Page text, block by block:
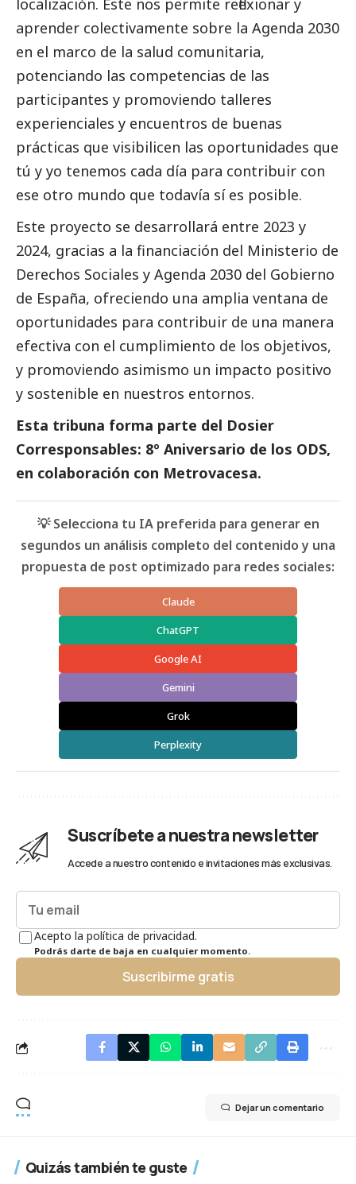
localización. Éste nos permite reflexionar y
aprender colectivamente sobre la Agenda 2030
en el marco de la salud comunitaria,
potenciando las competencias de las
participantes y promoviendo talleres
experienciales y encuentros de buenas
prácticas que visibilicen las oportunidades que
tú y yo tenemos cada día para contribuir con
ese otro mundo que todavía sí es posible.
Este proyecto se desarrollará entre 2023 y
2024, gracias a la financiación del Ministerio de
Derechos Sociales y Agenda 2030 del Gobierno
de España, ofreciendo una amplia ventana de
oportunidades para contribuir de una manera
efectiva con el cumplimiento de los objetivos,
y promoviendo asimismo un impacto positivo
y sostenible en nuestros entornos.
Esta tribuna forma parte del Dosier
Corresponsables: 8º Aniversario de los ODS,
en colaboración con Metrovacesa.
💡 Selecciona tu IA preferida para generar en
segundos un análisis completo del contenido y una
propuesta de post optimizado para redes sociales:
Claude
ChatGPT
Google AI
Gemini
Grok
Perplexity
Suscríbete a nuestra newsletter
Accede a nuestro contenido e invitaciones más exclusivas.
Acepto la política de privacidad.
Podrás darte de baja en cualquier momento.
Suscribirme gratis
Dejar un comentario
Quizás también te guste